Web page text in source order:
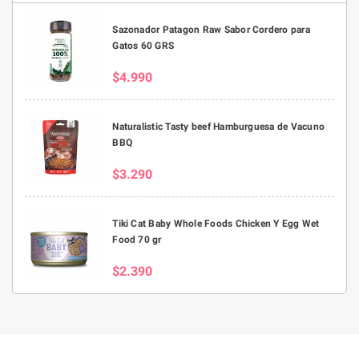
Sazonador Patagon Raw Sabor Cordero para
Gatos 60 GRS
$4.990
Naturalistic Tasty beef Hamburguesa de Vacuno
BBQ
$3.290
Tiki Cat Baby Whole Foods Chicken Y Egg Wet
Food 70 gr
$2.390